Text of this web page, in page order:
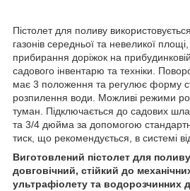
Пістолет для поливу
газонів середньої та невеликої площі,
прибирання доріжок на
садового інвентарю та техніки.
має 3 положення та регулює форму
розпилення води. Можливі режими
туман. Підключається до садових
та 3/4 дюйма за допомогою
тиск, що рекомендується, в системі
Виготовлений пістолет для
довговічний, стійкий до
ультрафіолету та водорозчинних